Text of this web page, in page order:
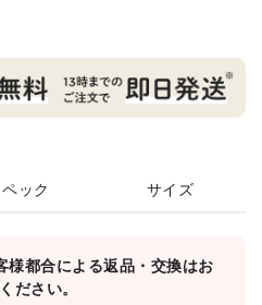
ペック サイズ
都合による返品・交換はお
ださい。